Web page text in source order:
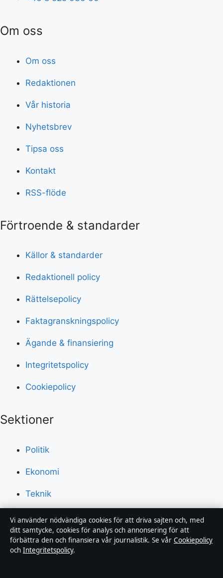
Om oss
Om oss
Redaktionen
Vår historia
Nyhetsbrev
Tipsa oss
Kontakt
RSS-flöde
Förtroende & standarder
Källor & standarder
Redaktionell policy
Rättelsepolicy
Faktagranskningspolicy
Ägande & finansiering
Integritetspolicy
Cookiepolicy
Sektioner
Politik
Ekonomi
Teknik
Världen
Sport
Vi använder nödvändiga cookies för att driva sajten och, med
ditt samtycke, cookies för analys och annonsering för att
förbättra den och finansiera vår journalistik. Se vår Cookiepolicy
och Integritetspolicy.